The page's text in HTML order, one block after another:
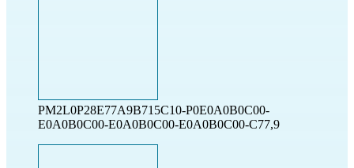
PM2L0P28E77A9B715C10-P0E0A0B0C00-
E0A0B0C00-E0A0B0C00-E0A0B0C00-C77,9